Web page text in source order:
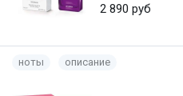
2 890 руб
ноты описание